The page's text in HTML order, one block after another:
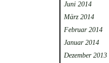
Juni 2014
März 2014
Februar 2014
Januar 2014
Dezember 2013